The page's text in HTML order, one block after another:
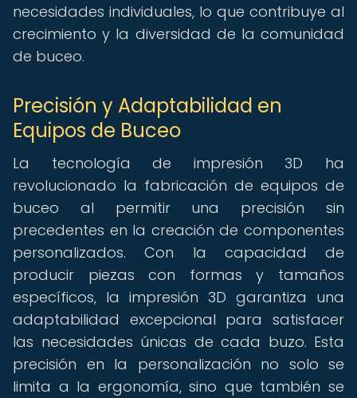
necesidades individuales, lo que contribuye al
crecimiento y la diversidad de la comunidad
de buceo.
Precisión y Adaptabilidad en
Equipos de Buceo
La tecnología de impresión 3D ha
revolucionado la fabricación de equipos de
buceo al permitir una precisión sin
precedentes en la creación de componentes
personalizados. Con la capacidad de
producir piezas con formas y tamaños
específicos, la impresión 3D garantiza una
adaptabilidad excepcional para satisfacer
las necesidades únicas de cada buzo. Esta
precisión en la personalización no solo se
limita a la ergonomía, sino que también se